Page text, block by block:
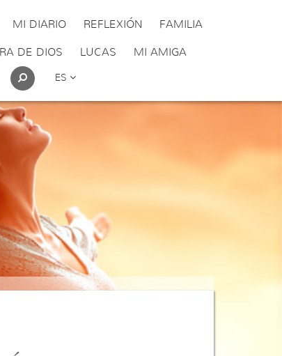
MI DIARIO REFLEXIÓN FAMILIA
DE DIOS LUCAS MI AMIGA
ES